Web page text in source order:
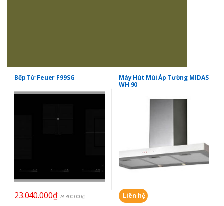
Bếp Từ Feuer F99SG
23.040.000₫ 28.800.000₫
Máy Hút Mùi Áp Tường MIDAS
WH 90
Liên hệ